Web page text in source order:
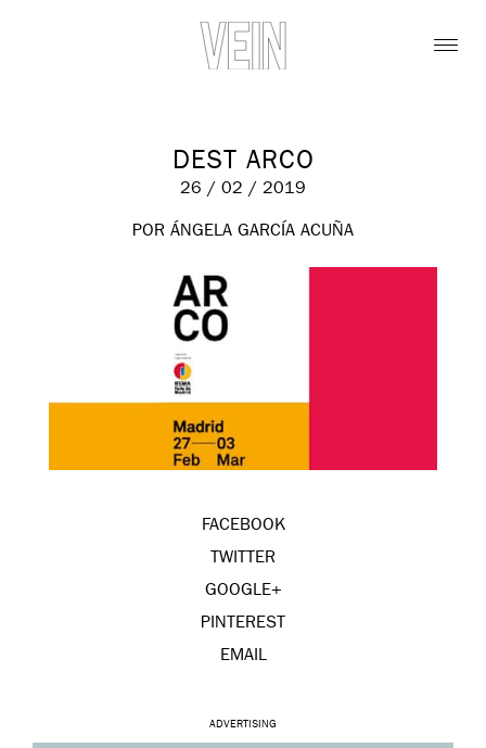
DEST ARCO
26 / 02 / 2019
POR ÁNGELA GARCÍA ACUÑA
FACEBOOK
TWITTER
GOOGLE+
PINTEREST
EMAIL
ADVERTISING